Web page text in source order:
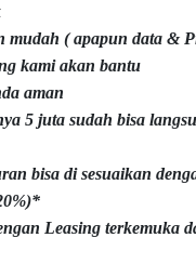
mudah ( apapun data &
kami akan bantu
aman
5 juta sudah bisa
bisa di sesuaikan
Leasing terkemuka